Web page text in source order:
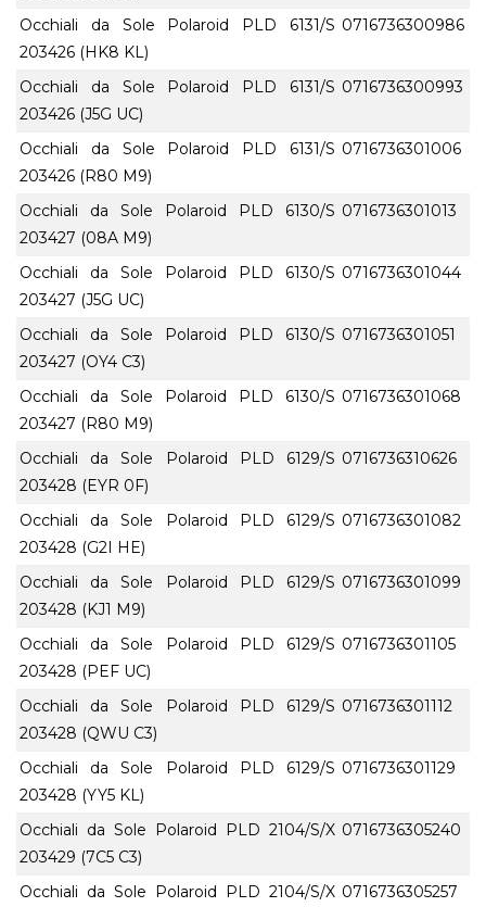
Occhiali da Sole Polaroid PLD 6131/S
203426 (HK8 KL)
0716736300986
Occhiali da Sole Polaroid PLD 6131/S
203426 (J5G UC)
0716736300993
Occhiali da Sole Polaroid PLD 6131/S
203426 (R80 M9)
0716736301006
Occhiali da Sole Polaroid PLD 6130/S
203427 (08A M9)
0716736301013
Occhiali da Sole Polaroid PLD 6130/S
203427 (J5G UC)
0716736301044
Occhiali da Sole Polaroid PLD 6130/S
203427 (OY4 C3)
0716736301051
Occhiali da Sole Polaroid PLD 6130/S
203427 (R80 M9)
0716736301068
Occhiali da Sole Polaroid PLD 6129/S
203428 (EYR 0F)
0716736310626
Occhiali da Sole Polaroid PLD 6129/S
203428 (G2I HE)
0716736301082
Occhiali da Sole Polaroid PLD 6129/S
203428 (KJ1 M9)
0716736301099
Occhiali da Sole Polaroid PLD 6129/S
203428 (PEF UC)
0716736301105
Occhiali da Sole Polaroid PLD 6129/S
203428 (QWU C3)
0716736301112
Occhiali da Sole Polaroid PLD 6129/S
203428 (YY5 KL)
0716736301129
Occhiali da Sole Polaroid PLD 2104/S/X
203429 (7C5 C3)
0716736305240
Occhiali da Sole Polaroid PLD 2104/S/X 0716736305257